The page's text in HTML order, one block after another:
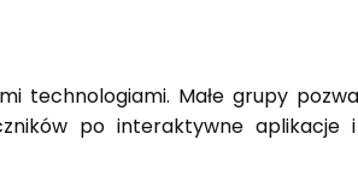
technologiami. Małe grupy
po interaktywne aplikacje